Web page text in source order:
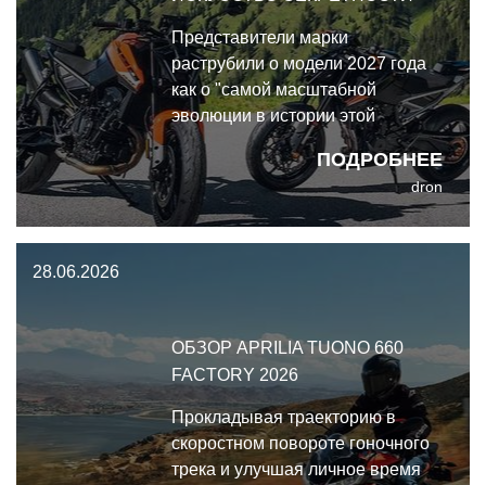
ПОДРОБНЕЕ
Представители марки
раструбили о модели 2027 года
как о "самой масштабной
эволюции в истории этой
модели", но лишь потому, что это
вообще единственная эволюция
за всю её историю.
dron
28.06.2026
ОБЗОР APRILIA TUONO 660
FACTORY 2026
Прокладывая траекторию в
скоростном повороте гоночного
трека и улучшая личное время